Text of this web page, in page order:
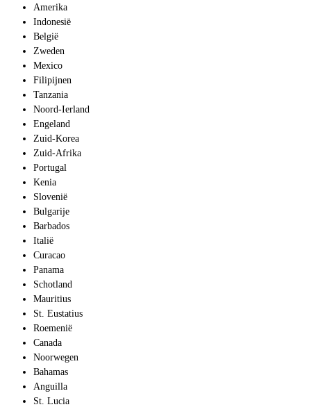
Amerika
Indonesië
België
Zweden
Mexico
Filipijnen
Tanzania
Noord-Ierland
Engeland
Zuid-Korea
Zuid-Afrika
Portugal
Kenia
Slovenië
Bulgarije
Barbados
Italië
Curacao
Panama
Schotland
Mauritius
St. Eustatius
Roemenië
Canada
Noorwegen
Bahamas
Anguilla
St. Lucia